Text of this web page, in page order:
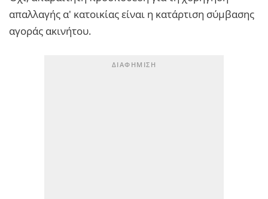
απαλλαγής α' κατοικίας είναι η κατάρτιση σύμβασης
αγοράς ακινήτου.